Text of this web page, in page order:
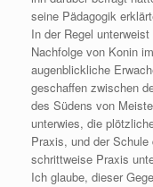
seine Pädagogik
In der Regel
Nachfolge von Konin
augenblickliche
geschaffen zwischen
des Südens von
unterwies, die
Praxis, und der
schrittweise Praxis
Ich glaube, dieser